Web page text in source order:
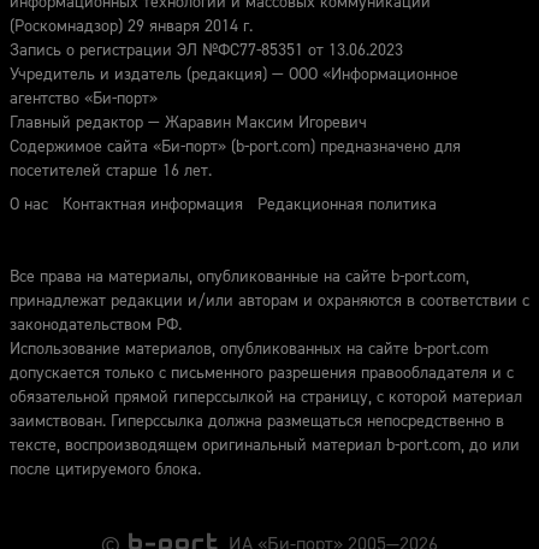
(Роскомнадзор) 29 января 2014 г.
Запись о регистрации ЭЛ №ФС77-85351 от 13.06.2023
Учредитель и издатель (редакция) — ООО «Информационное
агентство «Би-порт»
Главный редактор — Жаравин Максим Игоревич
Содержимое сайта «Би-порт» (b-port.com) предназначено для
посетителей старше 16 лет.
О нас
Контактная информация Редакционная политика
Все права на материалы, опубликованные на сайте b-port.com,
принадлежат редакции и/или авторам и охраняются в соответствии с
законодательством РФ.
Использование материалов, опубликованных на сайте b-port.com
допускается только с письменного разрешения правообладателя и с
обязательной прямой гиперссылкой на страницу, с которой материал
заимствован. Гиперссылка должна размещаться непосредственно в
тексте, воспроизводящем оригинальный материал b-port.com, до или
после цитируемого блока.